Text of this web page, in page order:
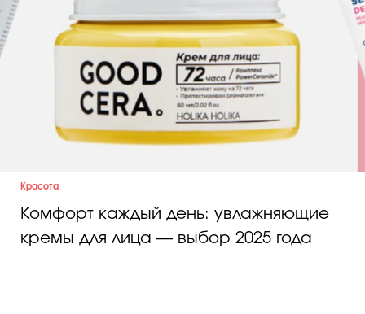
Красота
Комфорт каждый день: увлажняющие
кремы для лица — выбор 2025 года